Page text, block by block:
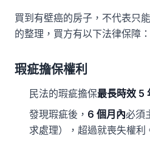
買到有壁癌的房子，不代表只
的整理，買方有以下法律保障：
瑕疵擔保權利
民法的瑕疵擔保最長時效 5
發現瑕疵後， 6 個月內必須
求處理），超過就喪失權利